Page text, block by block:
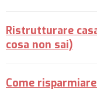
Ristrutturare
cosa non sai)
Come